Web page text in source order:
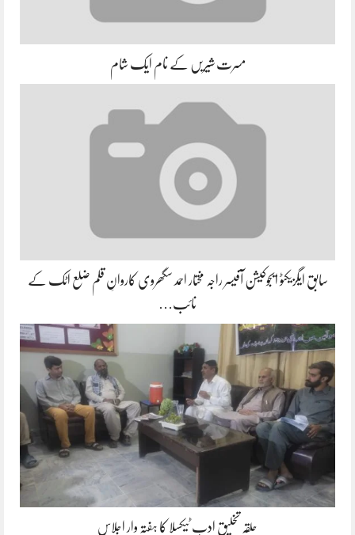
مسرت شیریں کے نام ایک شام
سابق ایگزیکٹو ایجوکیشن آفیسر راجہ مختار احمد سگھروی کاروانِ قلم ضلع اٹک کے
نائب…
حلقہ تخلیق ادب ٹیکسلا کا ہفتہ وار اجلاس